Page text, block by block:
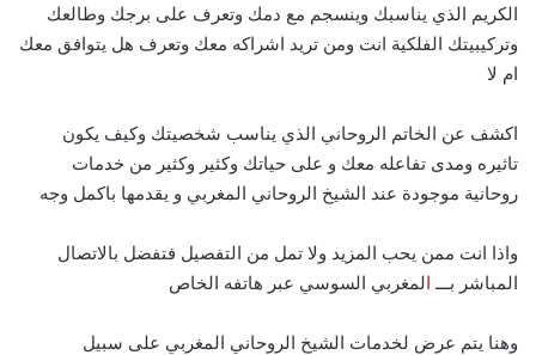
الكريم الذي يناسبك وينسجم مع دمك وتعرف على برجك وطالعك
وتركيبيتك الفلكية انت ومن تريد اشراكه معك وتعرف هل يتوافق معك
ام لا
اكشف عن الخاتم الروحاني الذي يناسب شخصيتك وكيف يكون
تاثيره ومدى تفاعله معك و على حياتك وكثير وكثير من خدمات
روحانية موجودة عند الشيخ الروحاني المغربي و يقدمها باكمل وجه
واذا انت ممن يحب المزيد ولا تمل من التفصيل فتفضل بالاتصال
المباشر بـــ المغربي السوسي عبر هاتفه الخاص
وهنا يتم عرض لخدمات الشيخ الروحاني المغربي على سبيل